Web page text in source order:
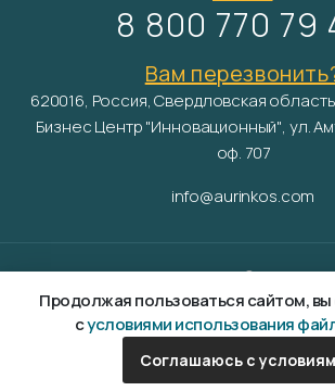
8 800 770 79
Вам
620016, Россия, Свердловская
Бизнес Центр "Инновационный", ул.
оф. 707
info@aurinkos.com
Aurinko ©2026
Разработка и продвижение
Политика обработки
Согласие на обработку
Условия обработки файлов
Продолжая пользоваться сайтом,
сусловиями использования
Соглашаюсь с